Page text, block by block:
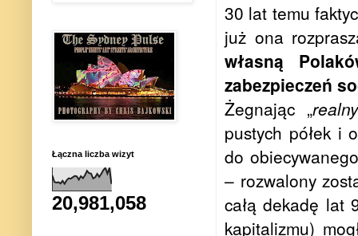
30 lat temu
już ona
własną
zabezpieczeń
Żegnając „
pustych półek i
do
– rozwalony
całą dekadę lat
kapitalizmu)
Łączna liczba wizyt
20,981,058